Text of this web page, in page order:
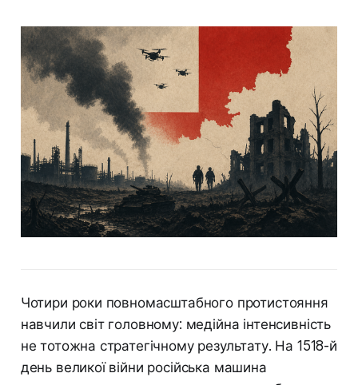
Чотири роки повномасштабного протистояння
навчили світ головному: медійна інтенсивність
не тотожна стратегічному результату. На 1518-й
день великої війни російська машина